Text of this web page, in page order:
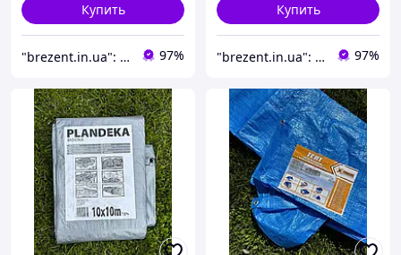
Купить
"brezent.in.ua": Интернет-магазин тентов и укрывных материалов для защиты от дождя, снега и солнца 97%
Купить
"brezent.in.ua": Интернет-магазин тентов и укрывных материалов для защиты от дождя, снега и солнца 97%